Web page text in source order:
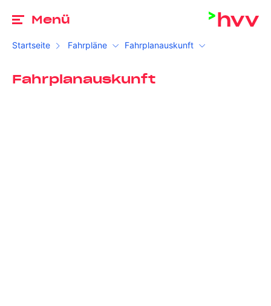
Menü
Startseite Fahrpläne Fahrplanauskunft
Fahrplanauskunft